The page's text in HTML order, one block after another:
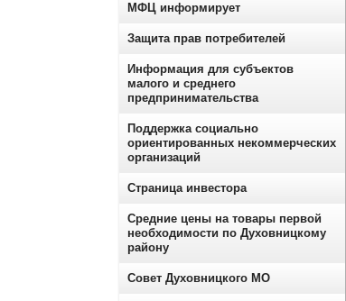
МФЦ информирует
Защита прав потребителей
Информация для субъектов
малого и среднего
предпринимательства
Поддержка социально
ориентированных некоммерческих
организаций
Страница инвестора
Средние цены на товары первой
необходимости по Духовницкому
району
Совет Духовницкого МО